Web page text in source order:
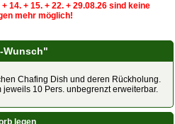
14. + 15. + 22. + 29.08.26 sind keine
mehr möglich!
Wunsch"
Chafing Dish und deren Rückholung.
10 Pers. unbegrenzt erweiterbar.
legen